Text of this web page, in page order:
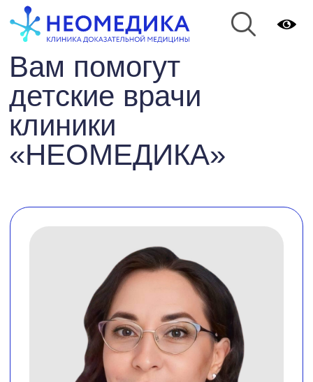
Вам помогут
детские врачи
клиники
«НЕОМЕДИКА»
Третьякова Евгения
Александровна